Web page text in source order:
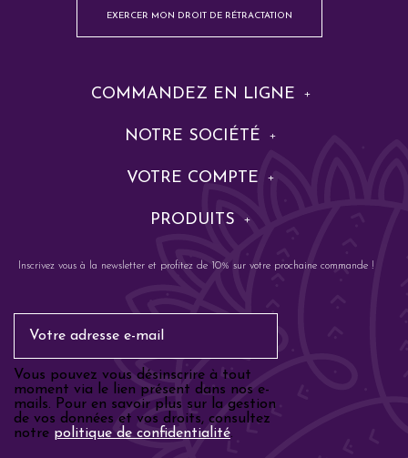
EXERCER MON DROIT DE RÉTRACTATION
COMMANDEZ EN LIGNE
NOTRE SOCIÉTÉ
VOTRE COMPTE
PRODUITS
Inscrivez vous à la newsletter et profitez de 10% sur votre prochaine commande !
Vous pouvez vous désinscrire à tout
moment via le lien présent dans nos e-
mails. Pour en savoir plus sur la gestion
de vos données et vos droits, consultez
notre politique de confidentialité.